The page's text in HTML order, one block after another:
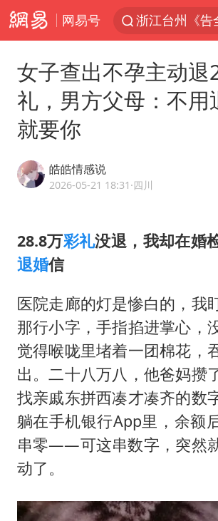
网易号
浙江台州《告
四川宜宾3.4
多所高校取消
薛之谦杭州站
张本智和：零
习近平心系体
女子查出不孕主动退
礼，男方父母：不用
就要你
皓皓情感说
2026-05-21 18:31 ·四川
28.8万彩礼没退，我却在婚
退婚信
医院走廊的灯是惨白的，我
那行小字，手指掐进掌心，
觉得喉咙里堵着一团棉花，
出。二十八万八，他爸妈攒
找亲戚东拼西凑才凑齐的数
躺在手机银行App里，余额
串零——可这串数字，突然
动了。